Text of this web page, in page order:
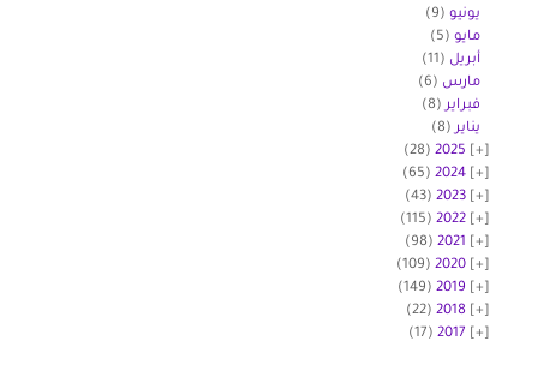
يونيو (9)
مايو (5)
أبريل (11)
مارس (6)
فبراير(8)
يناير(8)
2025
(28)
2024
(65)
2023
(43)
2022
(115)
2021
(98)
2020
(109)
2019
(149)
2018
(22)
2017
(17)